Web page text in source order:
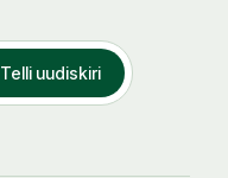
Telli uudiskiri